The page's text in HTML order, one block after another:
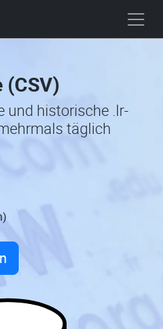
und historische .lr-
täglich